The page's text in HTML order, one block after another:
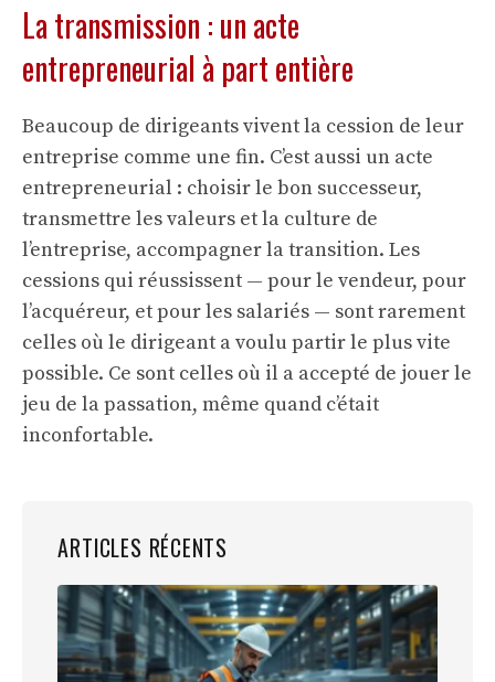
La transmission : un acte
entrepreneurial à part entière
Beaucoup de dirigeants vivent la cession de leur
entreprise comme une fin. C’est aussi un acte
entrepreneurial : choisir le bon successeur,
transmettre les valeurs et la culture de
l’entreprise, accompagner la transition. Les
cessions qui réussissent — pour le vendeur, pour
l’acquéreur, et pour les salariés — sont rarement
celles où le dirigeant a voulu partir le plus vite
possible. Ce sont celles où il a accepté de jouer le
jeu de la passation, même quand c’était
inconfortable.
ARTICLES RÉCENTS